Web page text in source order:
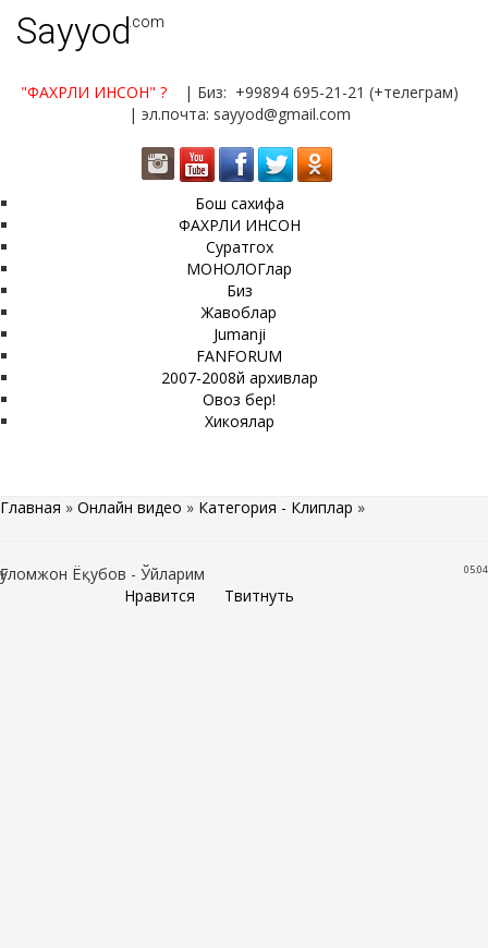
Sayyod.com
"ФАХРЛИ ИНСОН" ?
| Биз: +99894 695-21-21 (+телеграм)
| эл.почта: sayyod@gmail.com
Бош сахифа
ФАХРЛИ ИНСОН
Суратгох
МОНОЛОГлар
Биз
Жавоблар
Jumanji
FANFORUM
2007-2008й архивлар
Овоз бер!
Хикоялар
Главная » Онлайн видео » Категория - Клиплар »
05:04
Ғуломжон Ёқубов - Ўйларим
Нравится
Твитнуть